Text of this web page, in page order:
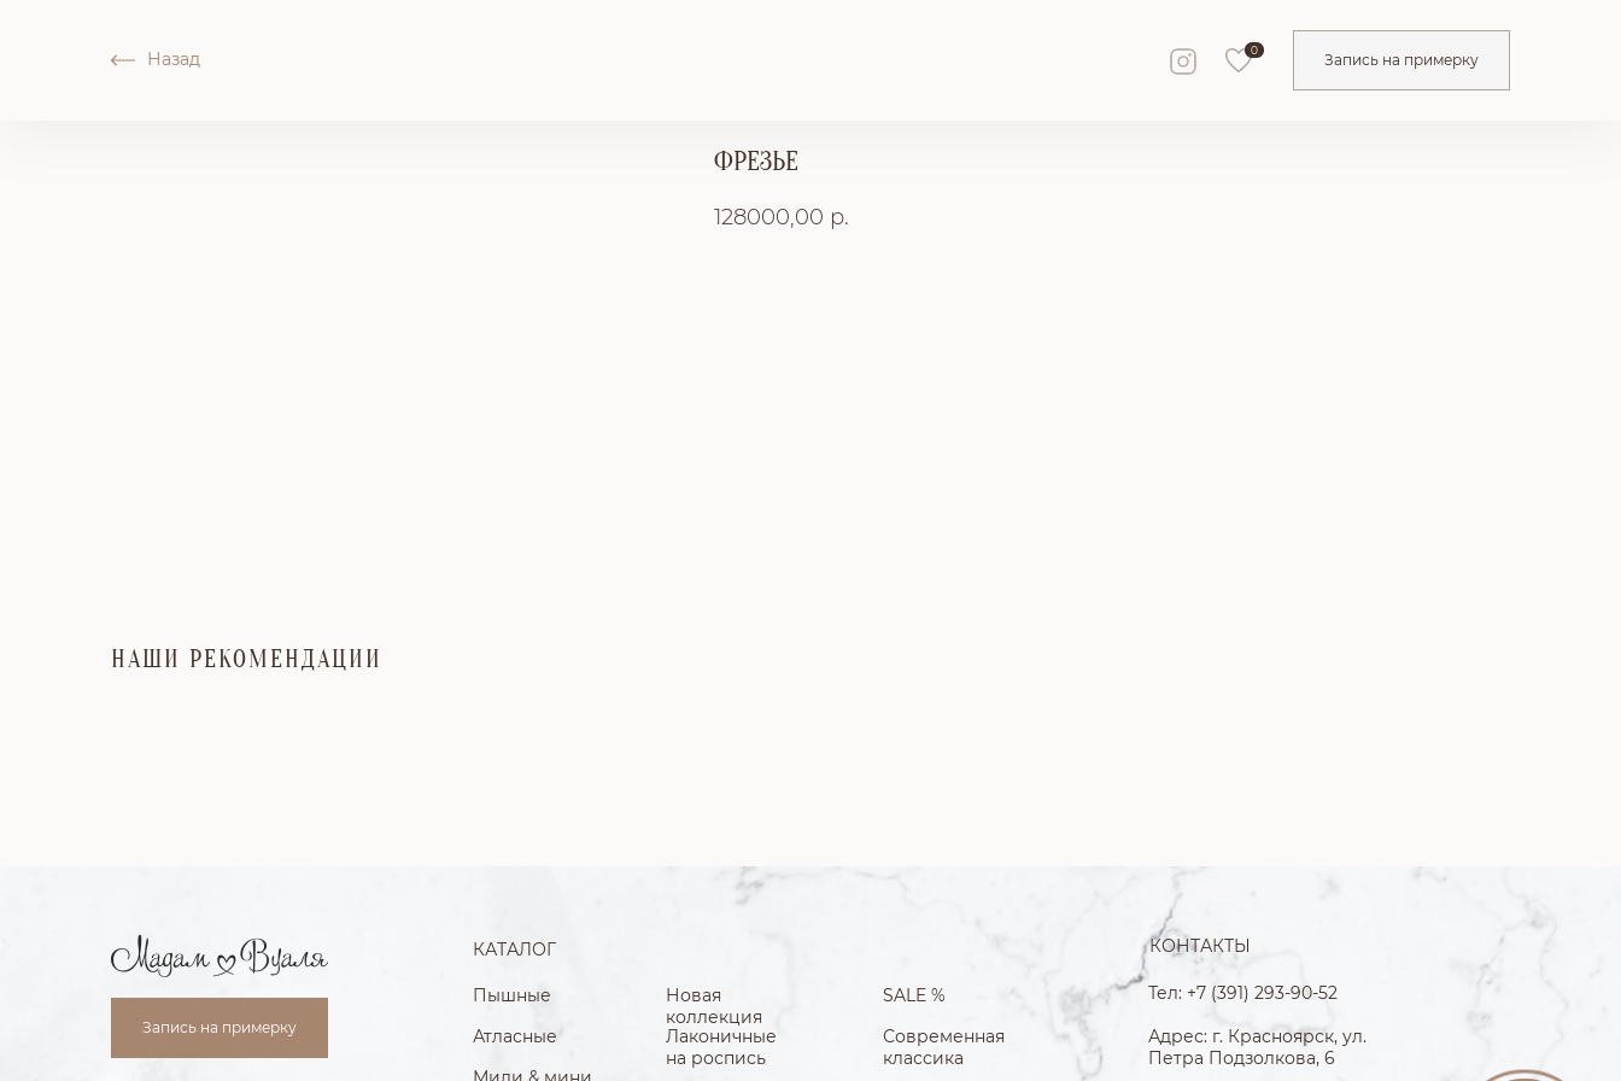
Назад 0
Запись на примерку
ФРЕЗЬЕ
128000,00 р.
НАШИ РЕКОМЕНДАЦИИ
Тел: +7 (391) 293-90-52
Адрес: г. Красноярск, ул.
Петра Подзолкова, 6
КАТАЛОГ КОНТАКТЫ
Современная
классика
SALE %
Пышные
Лаконичные
на роспись
Новая
коллекция
Атласные
Запись на примерку